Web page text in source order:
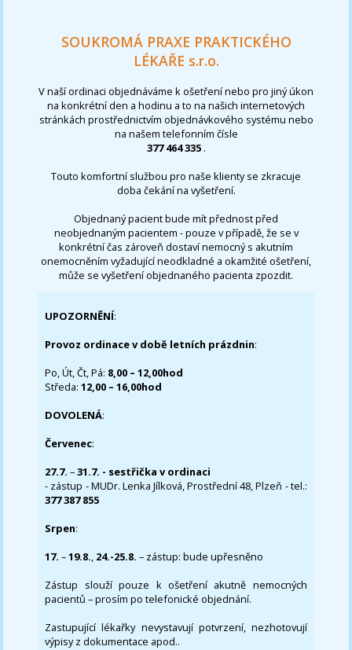
SOUKROMÁ PRAXE PRAKTICKÉHO
LÉKAŘE s.r.o.
V naší ordinaci objednáváme k ošetření nebo pro jiný úkon
na konkrétní den a hodinu a to na našich internetových
stránkách prostřednictvím objednávkového systému nebo
na našem telefonním čísle
377 464 335 .
Touto komfortní službou pro naše klienty se zkracuje
doba čekání na vyšetření.
Objednaný pacient bude mít přednost před
neobjednaným pacientem - pouze v případě, že se v
konkrétní čas zároveň dostaví nemocný s akutním
onemocněním vyžadující neodkladné a okamžité ošetření,
může se vyšetření objednaného pacienta zpozdit.
UPOZORNĚNÍ:
Provoz ordinace v době letních prázdnin:
Po, Út, Čt, Pá: 8,00 – 12,00hod
Středa:12,00 – 16,00hod
DOVOLENÁ:
Červenec:
27.7.–31.7. - sestřička v ordinaci
- zástup - MUDr. Lenka Jílková, Prostřední 48, Plzeň - tel.:
377 387 855
Srpen:
17. –19.8., 24.-25.8. – zástup: bude upřesněno
Zástup slouží pouze k ošetření akutně nemocných
pacientů – prosím po telefonické objednání.
Zastupující lékařky nevystavují potvrzení, nezhotovují
výpisy z dokumentace apod..